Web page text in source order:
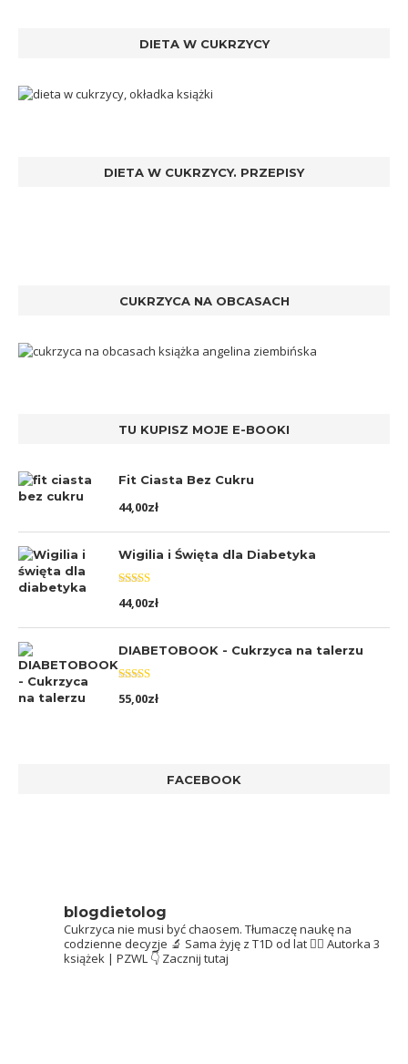
DIETA W CUKRZYCY
DIETA W CUKRZYCY. PRZEPISY
CUKRZYCA NA OBCASACH
TU KUPISZ MOJE E-BOOKI
Fit Ciasta Bez Cukru
44,00zł
Wigilia i Święta dla Diabetyka
Oceniono
5.00na 5
44,00zł
DIABETOBOOK - Cukrzyca na talerzu
Oceniono
5.00na 5
55,00zł
FACEBOOK
blogdietolog
Cukrzyca nie musi być chaosem. Tłumaczę naukę na
codzienne decyzje 🔬 Sama żyję z T1D od lat 👩‍⚕️ Autorka 3
książek | PZWL 👇 Zacznij tutaj